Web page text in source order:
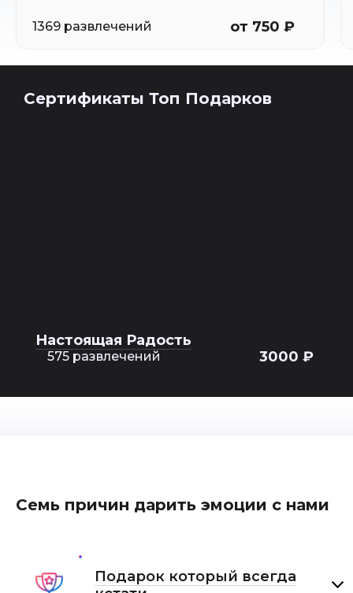
1369 развлечений от 750 ₽
Сертификаты Топ Подарков
Настоящая Радость
575 развлечений 3000 ₽
Семь причин дарить эмоции с нами
Подарок который всегда